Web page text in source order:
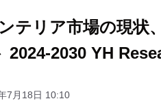
テリア市場の現状
2024-2030 YH
7月18日 10:10